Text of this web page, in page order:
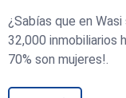
¿Sabías que en
32,000 inmobiliarios
70% son mujeres!.